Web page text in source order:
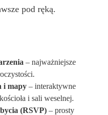
pod ręką.
– najważniejsze
i mapy – interaktywne
i sali weselnej.
(RSVP) – prosty